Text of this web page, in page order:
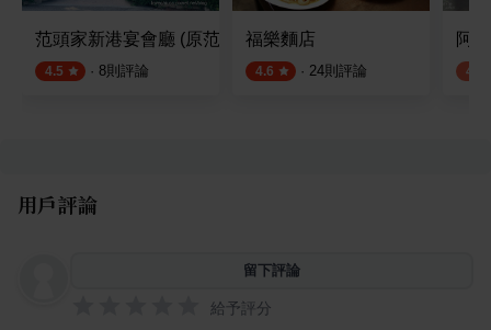
范頭家新港宴會廳 (原范家宴客家餐廳)
4.5 · 8則評論
福樂麵店
4.6 · 24則評論
阿
4.3
用戶評論
留下評論
給予評分